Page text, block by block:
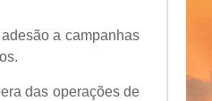
a campanhas
das operações de